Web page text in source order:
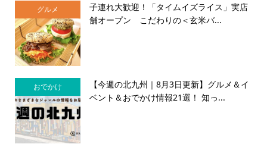
グルメ
子連れ大歓迎！「タイムイズライス」実店
舗オープン こだわりの＜玄米バ...
おでかけ
【今週の北九州｜8月3日更新】グルメ＆イ
ベント＆おでかけ情報21選！ 知っ...